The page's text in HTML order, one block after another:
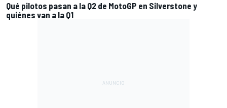
Qué pilotos pasan a la Q2 de MotoGP en Silverstone y
quiénes van a la Q1